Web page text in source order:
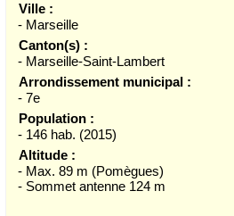
Ville :
- Marseille
Canton(s) :
- Marseille-Saint-Lambert
Arrondissement municipal :
- 7e
Population :
- 146 hab. (2015)
Altitude :
- Max. 89 m (Pomègues)
- Sommet antenne 124 m